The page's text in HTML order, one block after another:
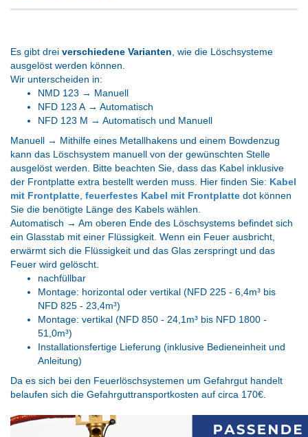
Es gibt drei verschiedene Varianten , wie die Löschsysteme
ausgelöst werden können.
Wir unterscheiden in:
NMD 123 → Manuell
NFD 123 A → Automatisch
NFD 123 M → Automatisch und Manuell
Manuell → Mithilfe eines Metallhakens und einem Bowdenzug
kann das Löschsystem manuell von der gewünschten Stelle
ausgelöst werden. Bitte beachten Sie, dass das Kabel inklusive
der Frontplatte extra bestellt werden muss. Hier finden Sie: Kabel
mit Frontplatte feuerfestes Kabel mit Frontplatte dot können
Sie die benötigte Länge des Kabels wählen.
Automatisch → Am oberen Ende des Löschsystems befindet sich
ein Glasstab mit einer Flüssigkeit. Wenn ein Feuer ausbricht,
erwärmt sich die Flüssigkeit und das Glas zerspringt und das
Feuer wird gelöscht.
nachfüllbar
Montage: horizontal oder vertikal (NFD 225 - 6,4m³ bis
NFD 825 - 23,4m³)
Montage: vertikal (NFD 850 - 24,1m³ bis NFD 1800 -
51,0m³)
Installationsfertige Lieferung (inklusive Bedieneinheit und
Anleitung)
Da es sich bei den Feuerlöschsystemen um Gefahrgut handelt
belaufen sich die Gefahrguttransportkosten auf circa 170€.